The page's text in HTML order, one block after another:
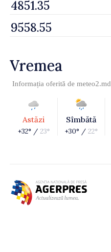
Vremea
Informația oferită de meteo2.md
Astăzi
+32° / 23°
Sîmbătă
+30° / 22°